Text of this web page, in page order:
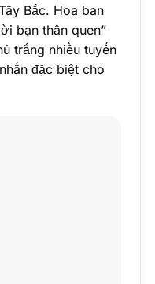
Bắc. Hoa ban
bạn thân quen”
trắng nhiều tuyến
đặc biệt cho